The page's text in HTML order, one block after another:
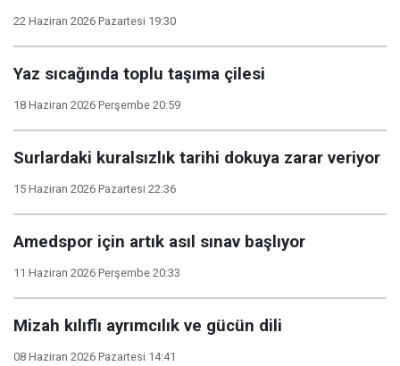
22 Haziran 2026 Pazartesi 19:30
Yaz sıcağında toplu taşıma çilesi
18 Haziran 2026 Perşembe 20:59
Surlardaki kuralsızlık tarihi dokuya zarar veriyor
15 Haziran 2026 Pazartesi 22:36
Amedspor için artık asıl sınav başlıyor
11 Haziran 2026 Perşembe 20:33
Mizah kılıflı ayrımcılık ve gücün dili
08 Haziran 2026 Pazartesi 14:41